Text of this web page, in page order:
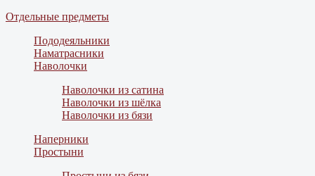
Отдельные предметы
Пододеяльники
Наматрасники
Наволочки
Наволочки из сатина
Наволочки из шёлка
Наволочки из бязи
Наперники
Простыни